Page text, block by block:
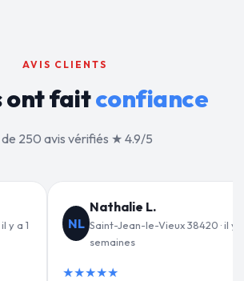
AVIS CLIENTS
ont faitconfiance
de 250 avis vérifiés ★ 4.9/5
Jean-François C.
Saint-Jean-le-Vieux 38420 · il y a 3
semaines
★★★★★